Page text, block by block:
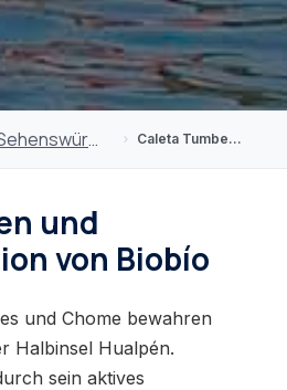
Sehenswürdigkeiten Caleta Tumbes und Chome
und
von Biobío
und Chome bewahren
Halbinsel Hualpén.
sein aktives